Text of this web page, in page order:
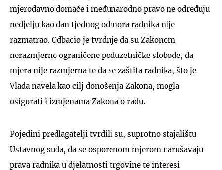
mjerodavno domaće i međunarodno pravo ne određuju
nedjelju kao dan tjednog odmora radnika nije
razmatrao. Odbacio je tvrdnje da su Zakonom
nerazmjerno ograničene poduzetničke slobode, da
mjera nije razmjerna te da se zaštita radnika, što je
Vlada navela kao cilj donošenja Zakona, mogla
osigurati i izmjenama Zakona o radu.
Pojedini predlagatelji tvrdili su, suprotno stajalištu
Ustavnog suda, da se osporenom mjerom narušavaju
prava radnika u djelatnosti trgovine te interesi